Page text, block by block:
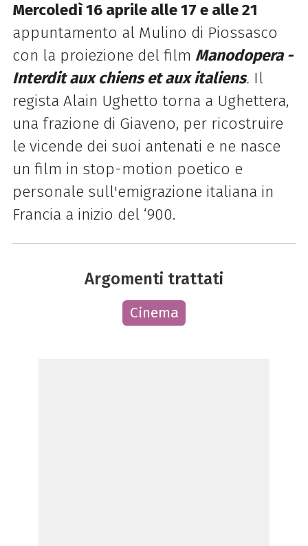
Mercoledì 16 aprile alle 17 e alle 21
appuntamento al Mulino di Piossasco
con la proiezione del film Manodopera -
Interdit aux chiens et aux italiens. Il
regista Alain Ughetto torna a Ughettera,
una frazione di Giaveno, per ricostruire
le vicende dei suoi antenati e ne nasce
un film in stop-motion poetico e
personale sull'emigrazione italiana in
Francia a inizio del ‘900.
Argomenti trattati
Cinema